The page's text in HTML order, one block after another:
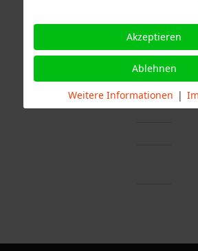
Termine
Akzeptieren
Ablehnen
Weitere Informationen |